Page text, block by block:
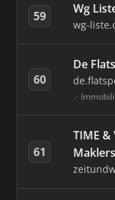
59 Wg
wg-
60
De
61
TIME